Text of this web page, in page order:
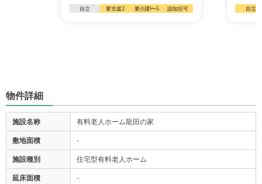
自立 要支援2 要介護1〜5 認知症可 自立
物件詳細
施設名称 有料老人ホーム龍田の家
敷地面積 -
施設種別 住宅型有料老人ホーム
延床面積 -